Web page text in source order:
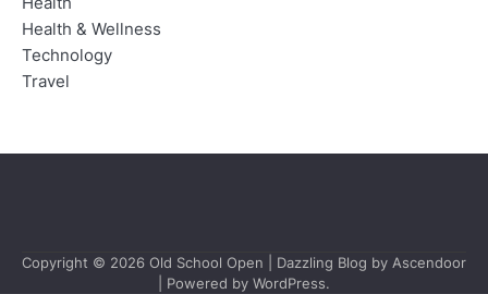
Health & Wellness
Technology
Travel
Copyright © 2026 Old School Open | Dazzling Blog by Ascendoor
| Powered by WordPress.